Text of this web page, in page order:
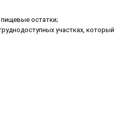
остатки;
участках, который